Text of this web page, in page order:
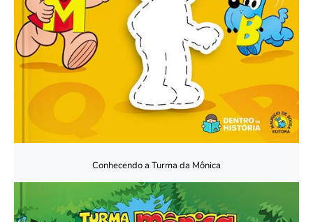
Conhecendo a Turma da Mônica